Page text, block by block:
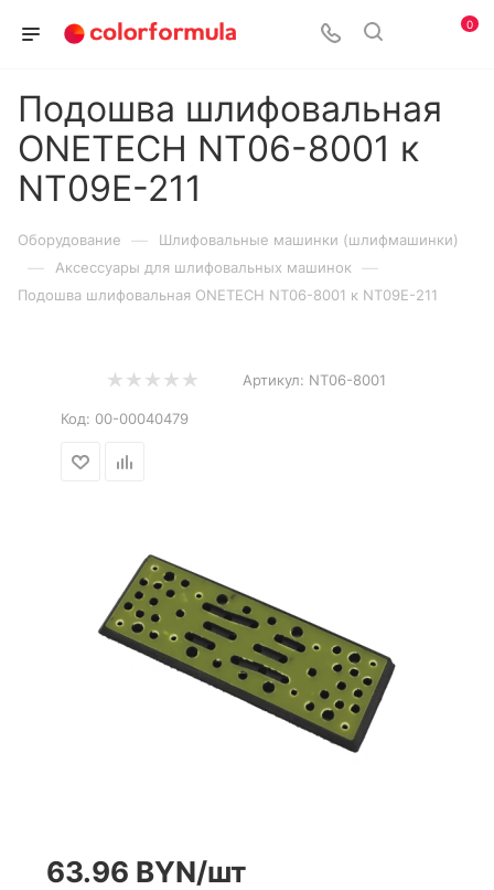
0
Подошва шлифовальная
ONETECH NT06-8001 к
NT09E-211
Оборудование — Шлифовальные машинки (шлифмашинки)
— Аксессуары для шлифовальных машинок —
Подошва шлифовальная ONETECH NT06-8001 к NT09E-211
Артикул: NT06-8001
Код: 00-00040479
63.96 BYN/шт